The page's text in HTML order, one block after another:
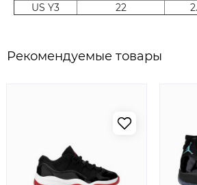
US Y3 22
Рекомендуемые товары